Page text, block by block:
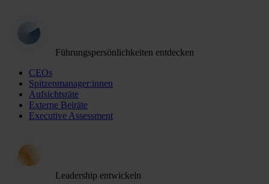
Führungspersönlichkeiten entdecken
CEOs
Spitzenmanager:innen
Aufsichtsräte
Externe Beiräte
Executive Assessment
Leadership entwickeln